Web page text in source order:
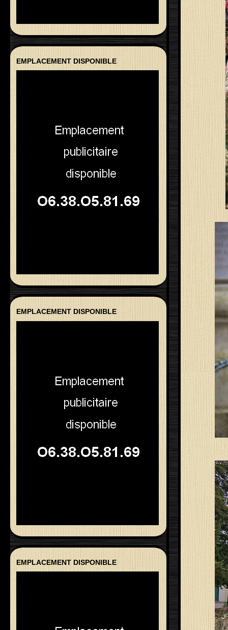
EMPLACEMENT DISPONIBLE
EMPLACEMENT DISPONIBLE
EMPLACEMENT DISPONIBLE